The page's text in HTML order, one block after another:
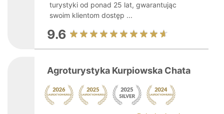
turystyki od ponad 25 lat, gwarantując
swoim klientom dostęp ...
9.6
Agroturystyka Kurpiowska Chata